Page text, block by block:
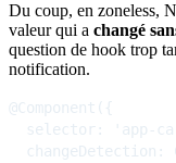
Du coup, en zoneless,
valeur qui a changé
question de hook trop
notification.
@Component({
selector: 'app-
changeDetection: